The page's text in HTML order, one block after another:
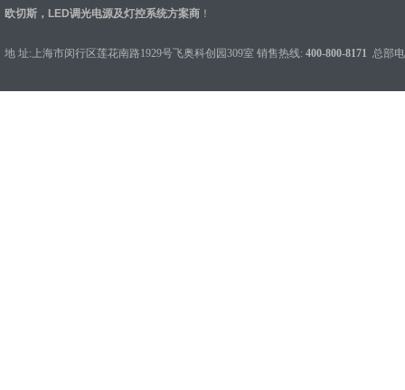
欧切斯，LED调光电源及灯控系统方案商 ！
地 址:上海市闵行区莲花南路1929号飞奥科创园309室 销售热线: 400-800-8171 总部